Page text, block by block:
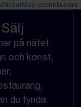
contributors
på nätet
och konst,
du fynda